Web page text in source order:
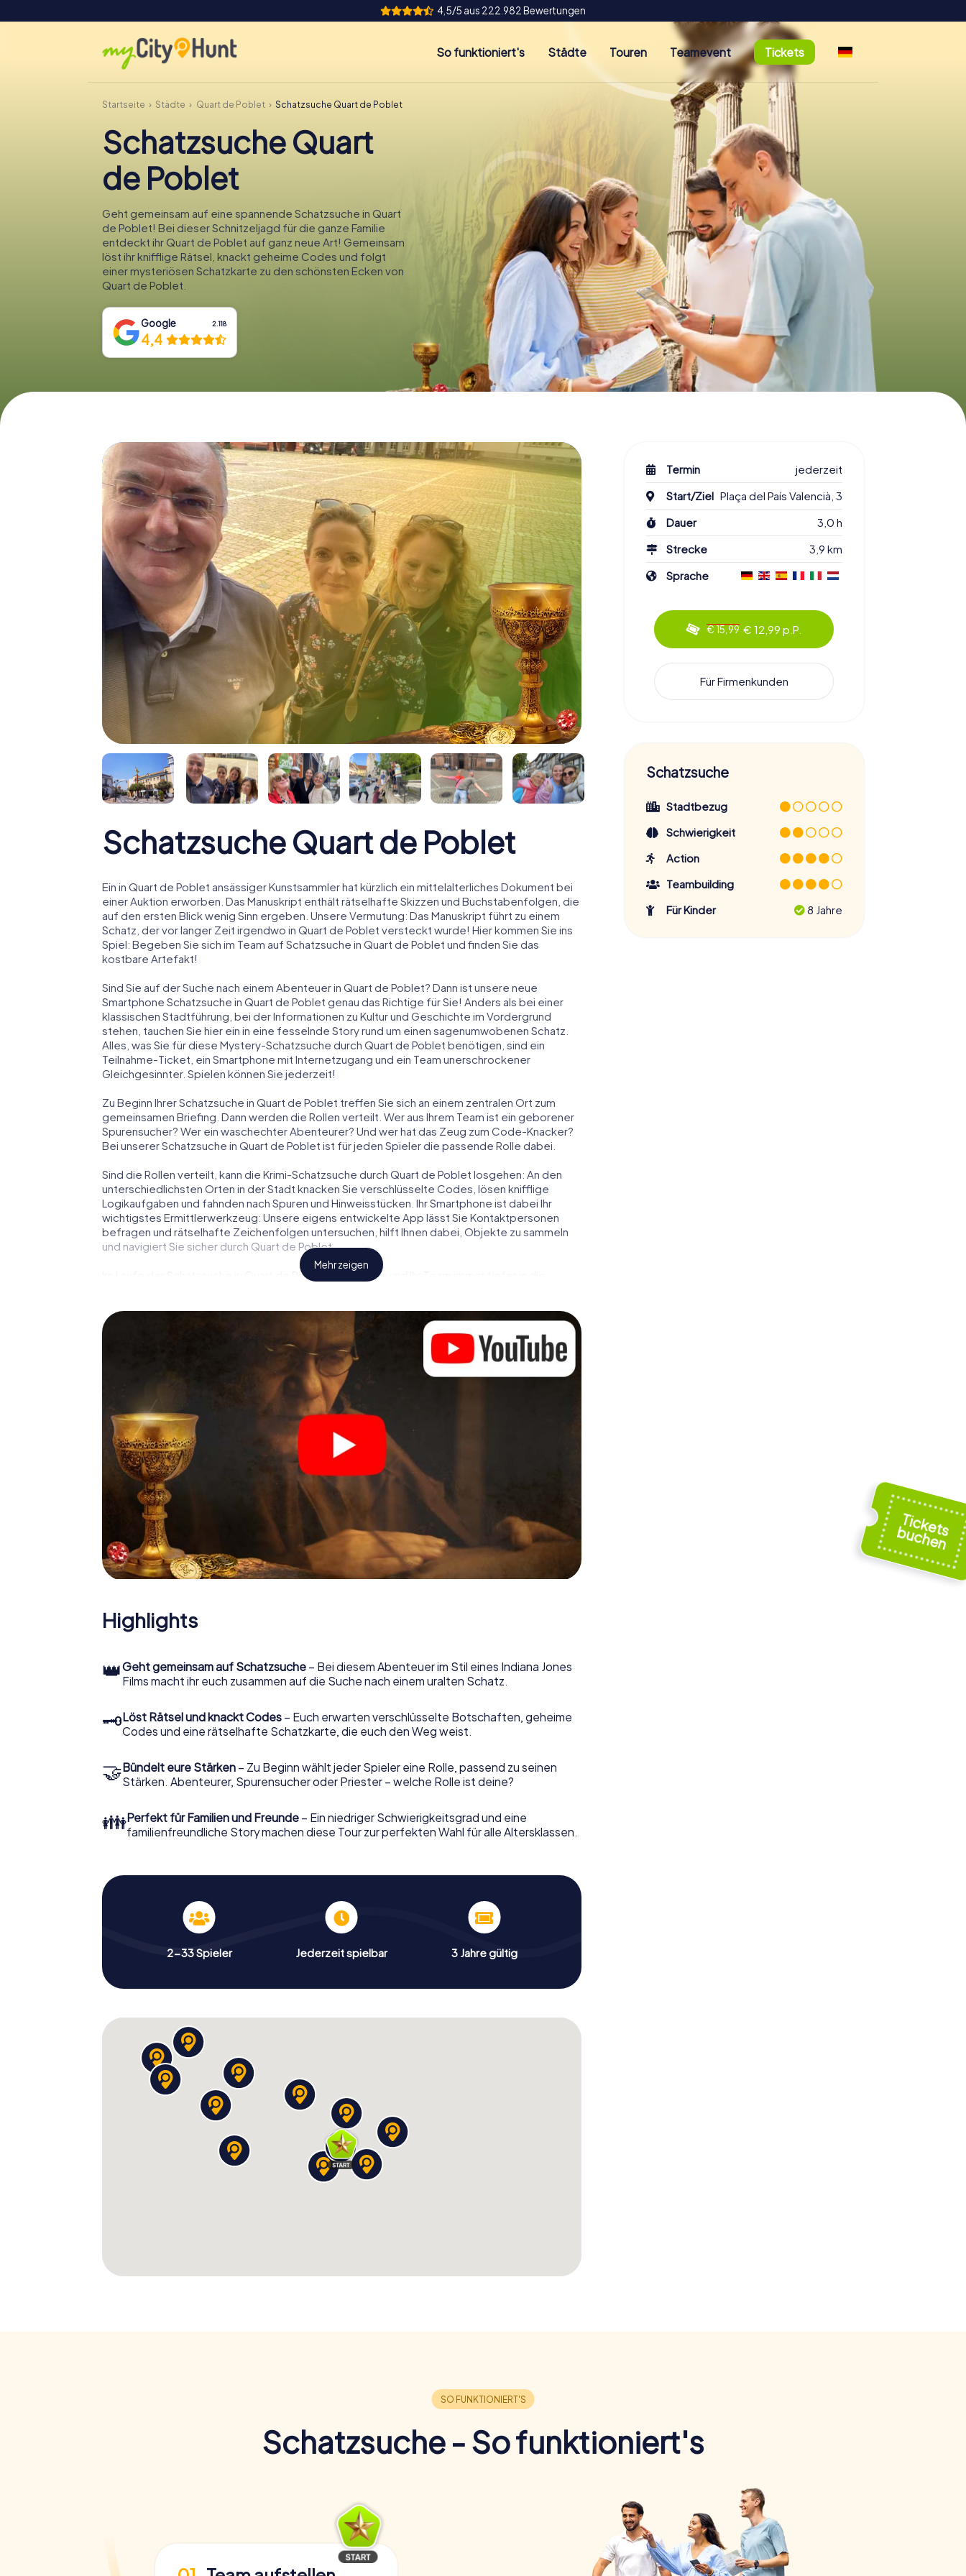
4,5/5 aus 222.982 Bewertungen
So funktioniert's Städte Touren Teamevent Tickets
Startseite Städte Quart de Poblet Schatzsuche Quart de Poblet
Schatzsuche Quart
de Poblet
Geht gemeinsam auf eine spannende Schatzsuche in Quart
de Poblet! Bei dieser Schnitzeljagd für die ganze Familie
entdeckt ihr Quart de Poblet auf ganz neue Art! Gemeinsam
löst ihr knifflige Rätsel, knackt geheime Codes und folgt
einer mysteriösen Schatzkarte zu den schönsten Ecken von
Quart de Poblet.
Google 2.118
4,4
Schatzsuche Quart de Poblet
Ein in Quart de Poblet ansässiger Kunstsammler hat kürzlich ein mittelalterliches Dokument bei
einer Auktion erworben. Das Manuskript enthält rätselhafte Skizzen und Buchstabenfolgen, die
auf den ersten Blick wenig Sinn ergeben. Unsere Vermutung: Das Manuskript führt zu einem
Schatz, der vor langer Zeit irgendwo in Quart de Poblet versteckt wurde! Hier kommen Sie ins
Spiel: Begeben Sie sich im Team auf Schatzsuche in Quart de Poblet und finden Sie das
kostbare Artefakt!
Sind Sie auf der Suche nach einem Abenteuer in Quart de Poblet? Dann ist unsere neue
Smartphone Schatzsuche in Quart de Poblet genau das Richtige für Sie! Anders als bei einer
klassischen Stadtführung, bei der Informationen zu Kultur und Geschichte im Vordergrund
stehen, tauchen Sie hier ein in eine fesselnde Story rund um einen sagenumwobenen Schatz.
Alles, was Sie für diese Mystery-Schatzsuche durch Quart de Poblet benötigen, sind ein
Teilnahme-Ticket, ein Smartphone mit Internetzugang und ein Team unerschrockener
Gleichgesinnter. Spielen können Sie jederzeit!
Zu Beginn Ihrer Schatzsuche in Quart de Poblet treffen Sie sich an einem zentralen Ort zum
gemeinsamen Briefing. Dann werden die Rollen verteilt. Wer aus Ihrem Team ist ein geborener
Spurensucher? Wer ein waschechter Abenteurer? Und wer hat das Zeug zum Code-Knacker?
Bei unserer Schatzsuche in Quart de Poblet ist für jeden Spieler die passende Rolle dabei.
Sind die Rollen verteilt, kann die Krimi-Schatzsuche durch Quart de Poblet losgehen: An den
unterschiedlichsten Orten in der Stadt knacken Sie verschlüsselte Codes, lösen knifflige
Logikaufgaben und fahnden nach Spuren und Hinweisstücken. Ihr Smartphone ist dabei Ihr
wichtigstes Ermittlerwerkzeug: Unsere eigens entwickelte App lässt Sie Kontaktpersonen
befragen und rätselhafte Zeichenfolgen untersuchen, hilft Ihnen dabei, Objekte zu sammeln
und navigiert Sie sicher durch Quart de Poblet.
Im Laufe der Schatzsuche in Quart de Poblet tauchen Sie und Ihr Team immer tiefer in die
Mehr zeigen
Highlights
👑Geht gemeinsam auf Schatzsuche – Bei diesem Abenteuer im Stil eines Indiana Jones
Films macht ihr euch zusammen auf die Suche nach einem uralten Schatz.
🗝Löst Rätsel und knackt Codes – Euch erwarten verschlüsselte Botschaften, geheime
Codes und eine rätselhafte Schatzkarte, die euch den Weg weist.
🤝Bündelt eure Stärken – Zu Beginn wählt jeder Spieler eine Rolle, passend zu seinen
Stärken. Abenteurer, Spurensucher oder Priester – welche Rolle ist deine?
👪Perfekt für Familien und Freunde – Ein niedriger Schwierigkeitsgrad und eine
familienfreundliche Story machen diese Tour zur perfekten Wahl für alle Altersklassen.
2-33 Spieler Jederzeit spielbar 3 Jahre gültig
Termin
jederzeit
Start/Ziel Plaça del País Valencià, 3
Dauer
3,0 h
Strecke
3,9 km
Sprache
€ 15,99 € 12,99 p.P.
Für Firmenkunden
Schatzsuche
Stadtbezug
Schwierigkeit
Action
Teambuilding
Für Kinder
8 Jahre
Schatzsuche - So funktioniert's